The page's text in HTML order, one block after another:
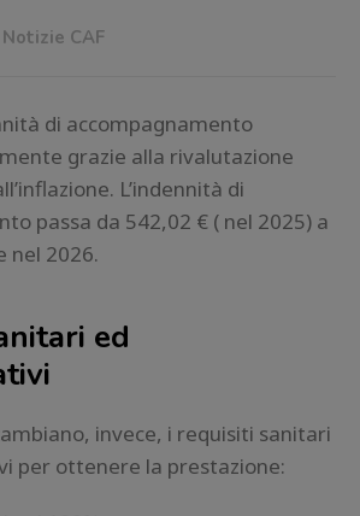
Notizie CAF
di accompagnamento
grazie alla rivalutazione
L’indennità di
passa da 542,02 € ( nel 2025) a
nel 2026.
ed
invece, i requisiti sanitari
per ottenere la prestazione: